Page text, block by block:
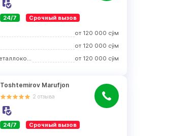
24/7 Срочный вызов
от 120 000 сўм
от 120 000 сўм
Изготовление металлоконструкций
от 120 000 сўм
Toshtemirov Marufjon
2 отзыва
24/7 Срочный вызов